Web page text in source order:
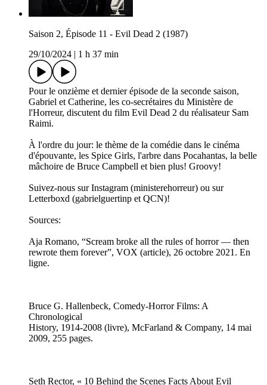
Saison 2, Épisode 11 - Evil Dead 2 (1987)
29/10/2024
1 h 37 min
Pour le onzième et dernier épisode de la seconde saison,
Gabriel et Catherine, les co-secrétaires du Ministère de
l'Horreur, discutent du film Evil Dead 2 du réalisateur Sam
Raimi.
À l'ordre du jour: le thème de la comédie dans le cinéma
d'épouvante, les Spice Girls, l'arbre dans Pocahantas, la belle
mâchoire de Bruce Campbell et bien plus! Groovy!
Suivez-nous sur Instagram (ministerehorreur) ou sur
Letterboxd (gabrielguertinp et QCN)!
Sources:
Aja Romano, “Scream broke all the rules of horror — then
rewrote them forever”, VOX (article), 26 octobre 2021. En
ligne.
Bruce G. Hallenbeck, Comedy-Horror Films: A
Chronological
History, 1914-2008 (livre), McFarland & Company, 14 mai
2009, 255 pages.
Seth Rector, « 10 Behind the Scenes Facts About Evil